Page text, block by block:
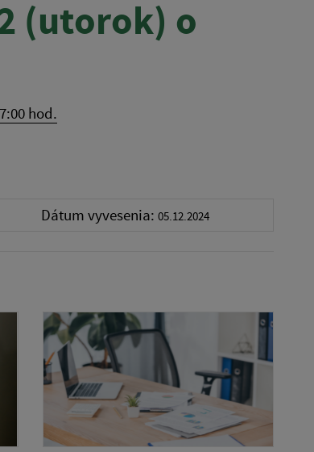
(utorok) o
hod.
Dátum vyvesenia: 05.12.2024